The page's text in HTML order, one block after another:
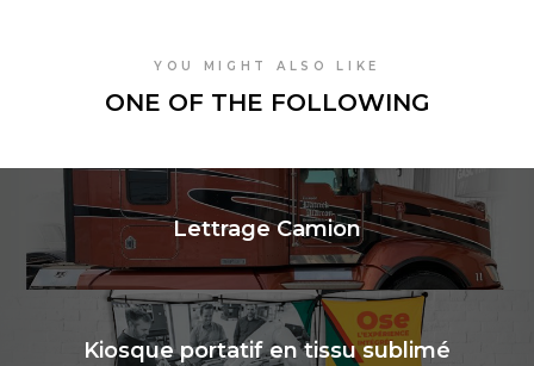
YOU MIGHT ALSO LIKE
ONE OF THE FOLLOWING
Lettrage Camion
Kiosque portatif en tissu sublimé